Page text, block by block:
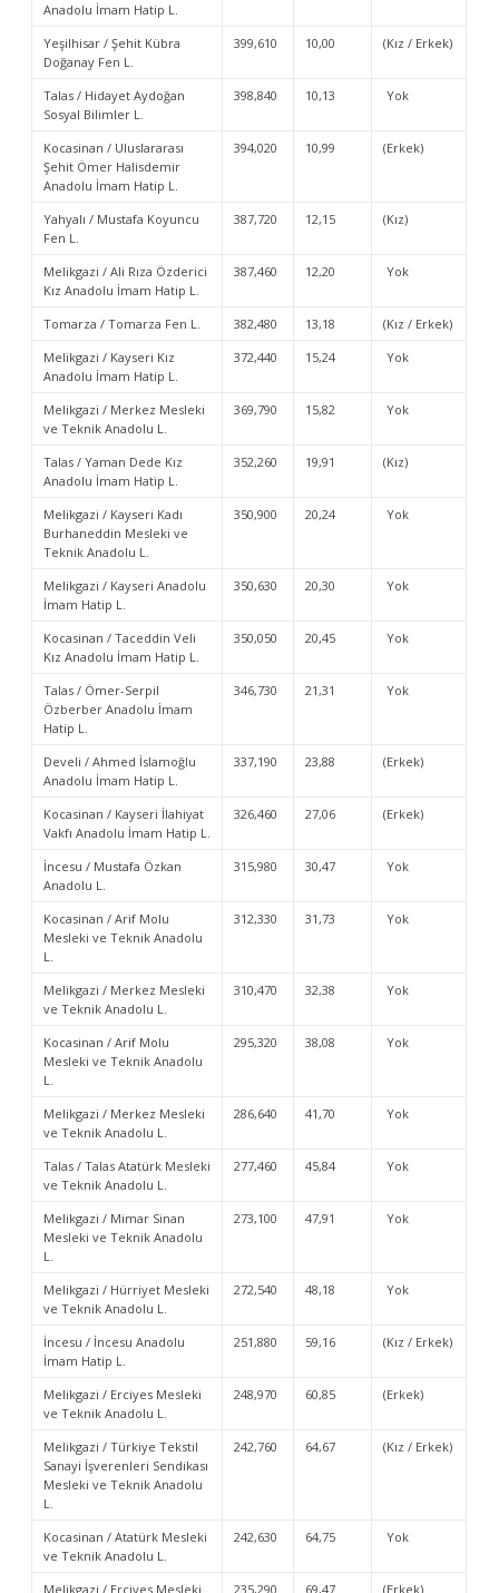
Anadolu İmam Hatip L.
Yeşilhisar / Şehit Kübra
Doğanay Fen L.
399,610 10,00 (Kız / Erkek)
Talas / Hidayet Aydoğan
Sosyal Bilimler L.
398,840 10,13 Yok
Kocasinan / Uluslararası
Şehit Ömer Halisdemir
Anadolu İmam Hatip L.
394,020 10,99 (Erkek)
Yahyalı / Mustafa Koyuncu
Fen L.
387,720 12,15 (Kız)
Melikgazi / Ali Rıza Özderici
Kız Anadolu İmam Hatip L.
387,460 12,20 Yok
Tomarza / Tomarza Fen L. 382,480 13,18
(Kız / Erkek)
Melikgazi / Kayseri Kız
Anadolu İmam Hatip L.
372,440 15,24 Yok
Melikgazi / Merkez Mesleki
ve Teknik Anadolu L.
369,790 15,82 Yok
Talas / Yaman Dede Kız
Anadolu İmam Hatip L.
352,260 19,91 (Kız)
Melikgazi / Kayseri Kadı
Burhaneddin Mesleki ve
Teknik Anadolu L.
350,900 20,24 Yok
Melikgazi / Kayseri Anadolu
İmam Hatip L.
350,630 20,30 Yok
Kocasinan / Taceddin Veli
Kız Anadolu İmam Hatip L.
350,050 20,45 Yok
Talas / Ömer-Serpil
Özberber Anadolu İmam
Hatip L.
346,730 21,31 Yok
Develi / Ahmed İslamoğlu
Anadolu İmam Hatip L.
337,190 23,88 (Erkek)
Kocasinan / Kayseri İlahiyat
Vakfı Anadolu İmam Hatip L.
326,460 27,06 (Erkek)
İncesu / Mustafa Özkan
Anadolu L.
315,980 30,47 Yok
Kocasinan / Arif Molu
Mesleki ve Teknik Anadolu
L.
312,330 31,73 Yok
Melikgazi / Merkez Mesleki
ve Teknik Anadolu L.
310,470 32,38 Yok
Kocasinan / Arif Molu
Mesleki ve Teknik Anadolu
L.
295,320 38,08 Yok
Melikgazi / Merkez Mesleki
ve Teknik Anadolu L.
286,640 41,70 Yok
Talas / Talas Atatürk Mesleki
ve Teknik Anadolu L.
277,460 45,84 Yok
Melikgazi / Mimar Sinan
Mesleki ve Teknik Anadolu
L.
273,100 47,91 Yok
Melikgazi / Hürriyet Mesleki
ve Teknik Anadolu L.
272,540 48,18 Yok
İncesu / İncesu Anadolu
İmam Hatip L.
251,880 59,16 (Kız / Erkek)
Melikgazi / Erciyes Mesleki
ve Teknik Anadolu L.
248,970 60,85 (Erkek)
Melikgazi / Türkiye Tekstil
Sanayi İşverenleri Sendikası
Mesleki ve Teknik Anadolu
L.
242,760 64,67 (Kız / Erkek)
Kocasinan / Atatürk Mesleki
ve Teknik Anadolu L.
242,630 64,75 Yok
Melikgazi / Erciyes Mesleki 235,290 69,47 (Erkek)